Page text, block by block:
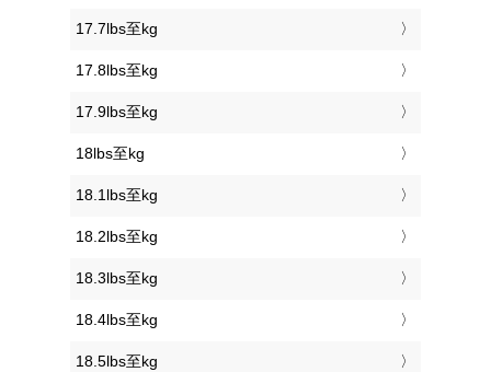
17.7lbs至kg
17.8lbs至kg
17.9lbs至kg
18lbs至kg
18.1lbs至kg
18.2lbs至kg
18.3lbs至kg
18.4lbs至kg
18.5lbs至kg